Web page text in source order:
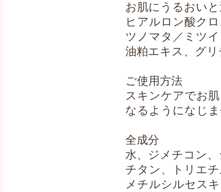
お肌にうるおい
ヒアルロン酸ク
ツノマタ／ミツ
油粕エキス、グ
ご使用方法
スキンケアでお
なるようになじ
全成分
水、ジメチコン
チタン、トリエ
メチルシルセス